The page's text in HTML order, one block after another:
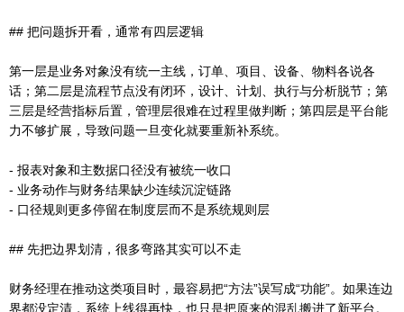
## 把问题拆开看，通常有四层逻辑
第一层是业务对象没有统一主线，订单、项目、设备、物料各说各
话；第二层是流程节点没有闭环，设计、计划、执行与分析脱节；第
三层是经营指标后置，管理层很难在过程里做判断；第四层是平台能
力不够扩展，导致问题一旦变化就要重新补系统。
- 报表对象和主数据口径没有被统一收口
- 业务动作与财务结果缺少连续沉淀链路
- 口径规则更多停留在制度层而不是系统规则层
## 先把边界划清，很多弯路其实可以不走
财务经理在推动这类项目时，最容易把“方法”误写成“功能”。如果连边
界都没定清，系统上线得再快，也只是把原来的混乱搬进了新平台。